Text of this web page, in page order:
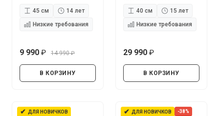
45 см
14 лет
Низкие требования
9 990
14 990
В КОРЗИНУ
40 см
15 лет
Низкие требования
29 990
В КОРЗИНУ
✔ ДЛЯ НОВИЧКОВ ✔ ДЛЯ НОВИЧКОВ
-38%